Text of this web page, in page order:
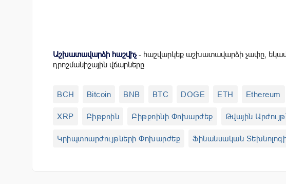
Աշխատավարձի հաշվիչ - հաշվարկեք աշխատավարձի չափը,
դրոշմանիշային վճարները
BCH Bitcoin BNB BTC DOGE ETH Ethereum
XRP Բիթքոին Բիթքոինի Փոխարժեք Թվային
Կրիպտոարժույթների Փոխարժեք Ֆինանսական